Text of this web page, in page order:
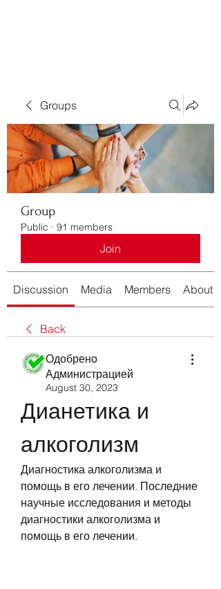
Groups
Group
Public · 91 members
Join
Discussion Media Members About
Back
Одобрено
Администрацией
August 30, 2023
Дианетика и
алкоголизм
Диагностика алкоголизма и
помощь в его лечении. Последние
научные исследования и методы
диагностики алкоголизма и
помощь в его лечении.